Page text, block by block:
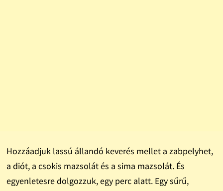
Hozzáadjuk lassú állandó keverés mellet a zabpelyhet,
a diót, a csokis mazsolát és a sima mazsolát. És
egyenletesre dolgozzuk, egy perc alatt. Egy sűrű,